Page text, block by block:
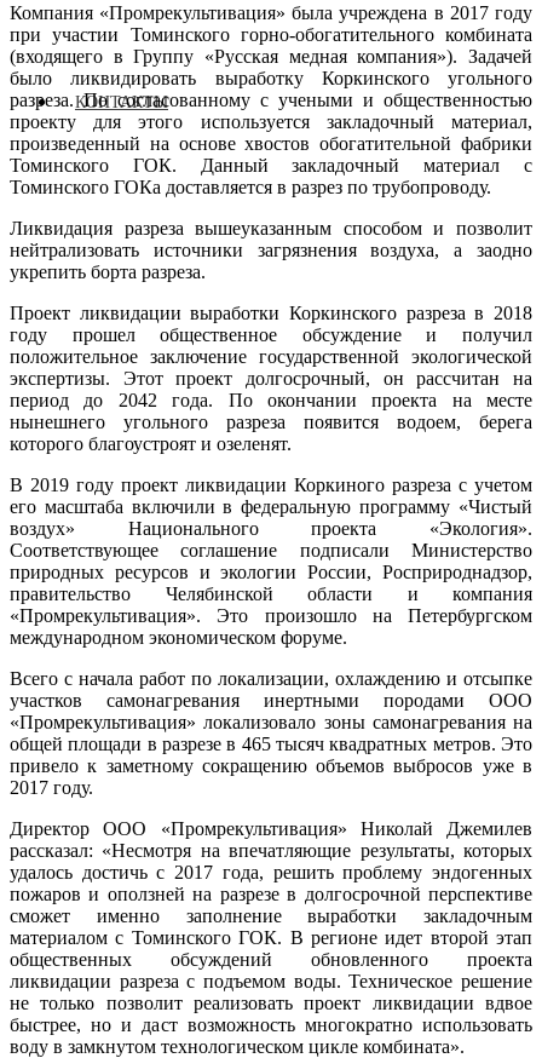
КОНТАКТЫ
Компания «Промрекультивация» была учреждена в 2017 году
при участии Томинского горно-обогатительного комбината
(входящего в Группу «Русская медная компания»). Задачей
было ликвидировать выработку Коркинского угольного
разреза. По согласованному с учеными и общественностью
проекту для этого используется закладочный материал,
произведенный на основе хвостов обогатительной фабрики
Томинского ГОК. Данный закладочный материал с
Томинского ГОКа доставляется в разрез по трубопроводу.
Ликвидация разреза вышеуказанным способом и позволит
нейтрализовать источники загрязнения воздуха, а заодно
укрепить борта разреза.
Проект ликвидации выработки Коркинского разреза в 2018
году прошел общественное обсуждение и получил
положительное заключение государственной экологической
экспертизы. Этот проект долгосрочный, он рассчитан на
период до 2042 года. По окончании проекта на месте
нынешнего угольного разреза появится водоем, берега
которого благоустроят и озеленят.
В 2019 году проект ликвидации Коркиного разреза с учетом
его масштаба включили в федеральную программу «Чистый
воздух» Национального проекта «Экология».
Соответствующее соглашение подписали Министерство
природных ресурсов и экологии России, Росприроднадзор,
правительство Челябинской области и компания
«Промрекультивация». Это произошло на Петербургском
международном экономическом форуме.
Всего с начала работ по локализации, охлаждению и отсыпке
участков самонагревания инертными породами ООО
«Промрекультивация» локализовало зоны самонагревания на
общей площади в разрезе в 465 тысяч квадратных метров. Это
привело к заметному сокращению объемов выбросов уже в
2017 году.
Директор ООО «Промрекультивация» Николай Джемилев
рассказал: «Несмотря на впечатляющие результаты, которых
удалось достичь с 2017 года, решить проблему эндогенных
пожаров и оползней на разрезе в долгосрочной перспективе
сможет именно заполнение выработки закладочным
материалом с Томинского ГОК. В регионе идет второй этап
общественных обсуждений обновленного проекта
ликвидации разреза с подъемом воды. Техническое решение
не только позволит реализовать проект ликвидации вдвое
быстрее, но и даст возможность многократно использовать
воду в замкнутом технологическом цикле комбината».